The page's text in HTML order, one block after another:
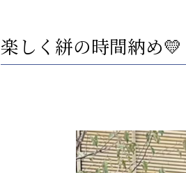
楽しく絣の時間納め💛